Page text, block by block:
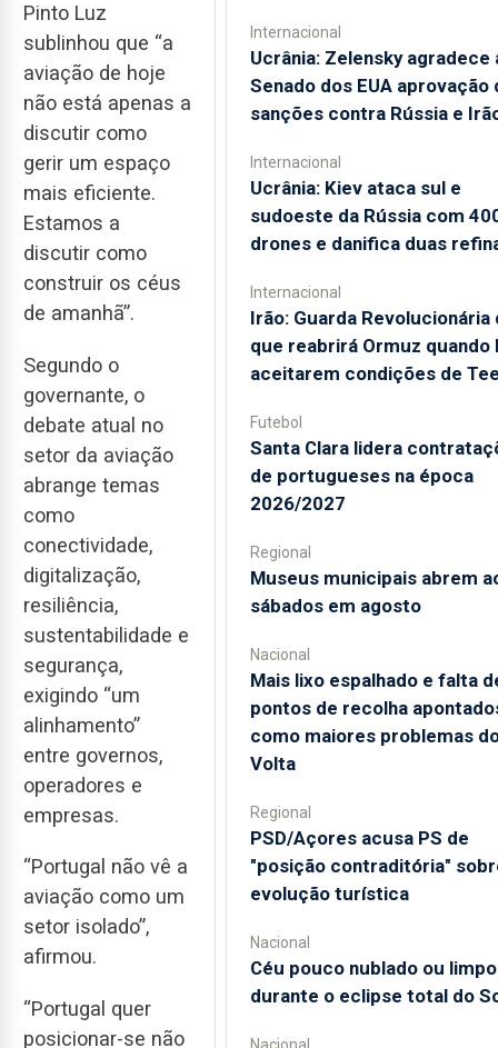
Pinto Luz
sublinhou que “a
aviação de hoje
não está apenas a
discutir como
gerir um espaço
mais eficiente.
Estamos a
discutir como
construir os céus
de amanhã”.
Segundo o
governante, o
debate atual no
setor da aviação
abrange temas
como
conectividade,
digitalização,
resiliência,
sustentabilidade e
segurança,
exigindo “um
alinhamento”
entre governos,
operadores e
empresas.
“Portugal não vê a
aviação como um
setor isolado”,
afirmou.
“Portugal quer
posicionar-se não
Internacional
Ucrânia: Zelensky agradece
Senado dos EUA aprovação
sanções contra Rússia e
Internacional
Ucrânia: Kiev ataca sul e
sudoeste da Rússia com
drones e danifica duas
Internacional
Irão: Guarda Revolucionária
que reabrirá Ormuz quando
aceitarem condições de
Futebol
Santa Clara lidera
de portugueses na época
2026/2027
Regional
Museus municipais abrem
sábados em agosto
Nacional
Mais lixo espalhado e falta
pontos de recolha
como maiores problemas
Volta
Regional
PSD/Açores acusa PS de
"posição contraditória"
evolução turística
Nacional
Céu pouco nublado ou limpo
durante o eclipse total do